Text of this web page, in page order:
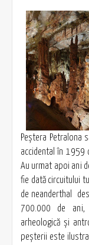
Peştera Petralona
accidental în 1959
Au urmat apoi ani
fie dată circuitului
de neanderthal
700.000 de ani,
arheologică şi
peşterii este